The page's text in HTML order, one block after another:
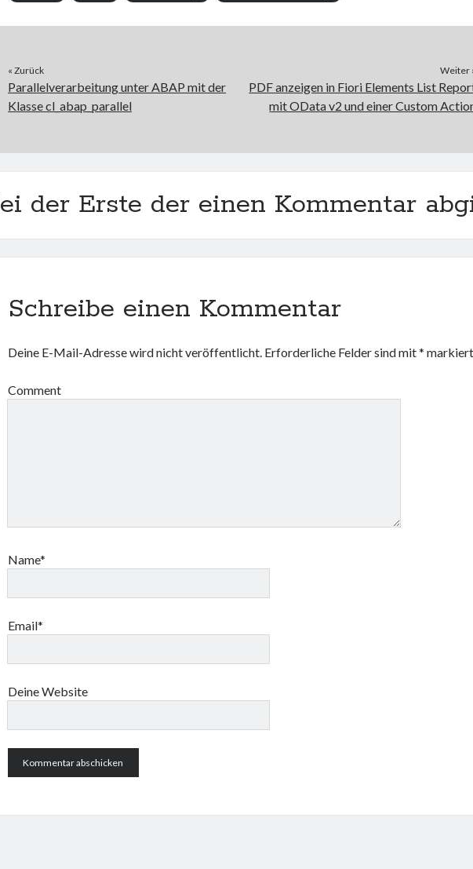
« Zurück
Parallelverarbeitung unter ABAP mit der
Klasse cl_abap_parallel
Weiter
PDF anzeigen in Fiori Elements List
mit OData v2 und einer Custom
der Erste der einen Kommentar
Schreibe einen Kommentar
Deine E-Mail-Adresse wird nicht veröffentlicht. Erforderliche Felder sind mit* markiert
Comment
Name*
Email*
Deine Website